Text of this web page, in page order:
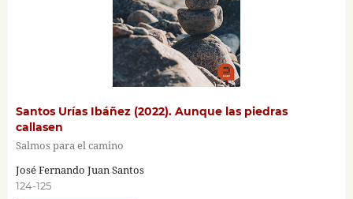
Santos Urías Ibáñez (2022). Aunque las piedras
callasen
Salmos para el camino
José Fernando Juan Santos
124-125